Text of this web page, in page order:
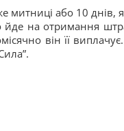
митниці або 10 днів,
йде на отримання
він її виплачує.